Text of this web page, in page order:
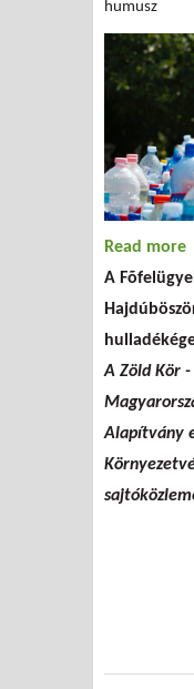
humusz
Read more
A
A Zöld Kör
Alapítvány